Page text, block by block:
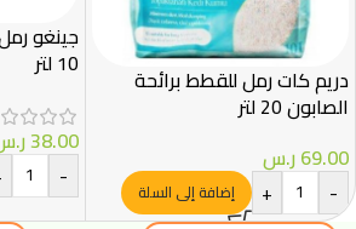
دريم كات رمل للقطط برائحة
الصابون 20 لتر
69.00ر.س
-
+ إضافة إلى السلة
جينغو
10 لتر
38.00
-